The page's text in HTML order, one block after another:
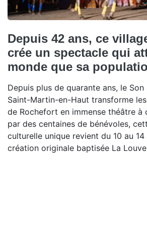
Depuis 42 ans, ce
crée un spectacle qui
monde que sa
Depuis plus de quarante ans, le Son
Saint-Martin-en-Haut transforme
de Rochefort en immense théâtre à
par des centaines de bénévoles,
culturelle unique revient du 10 au
création originale baptisée La